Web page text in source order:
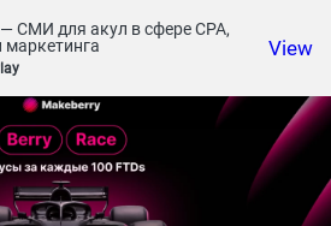
— СМИ для акул в сфере СРА,
View